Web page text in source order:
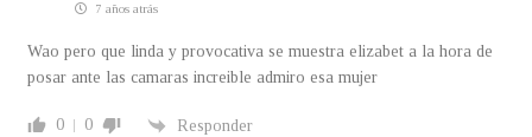
7 años atrás
Wao pero que linda y provocativa se muestra elizabet a la hora de
posar ante las camaras increible admiro esa mujer
0 0 Responder